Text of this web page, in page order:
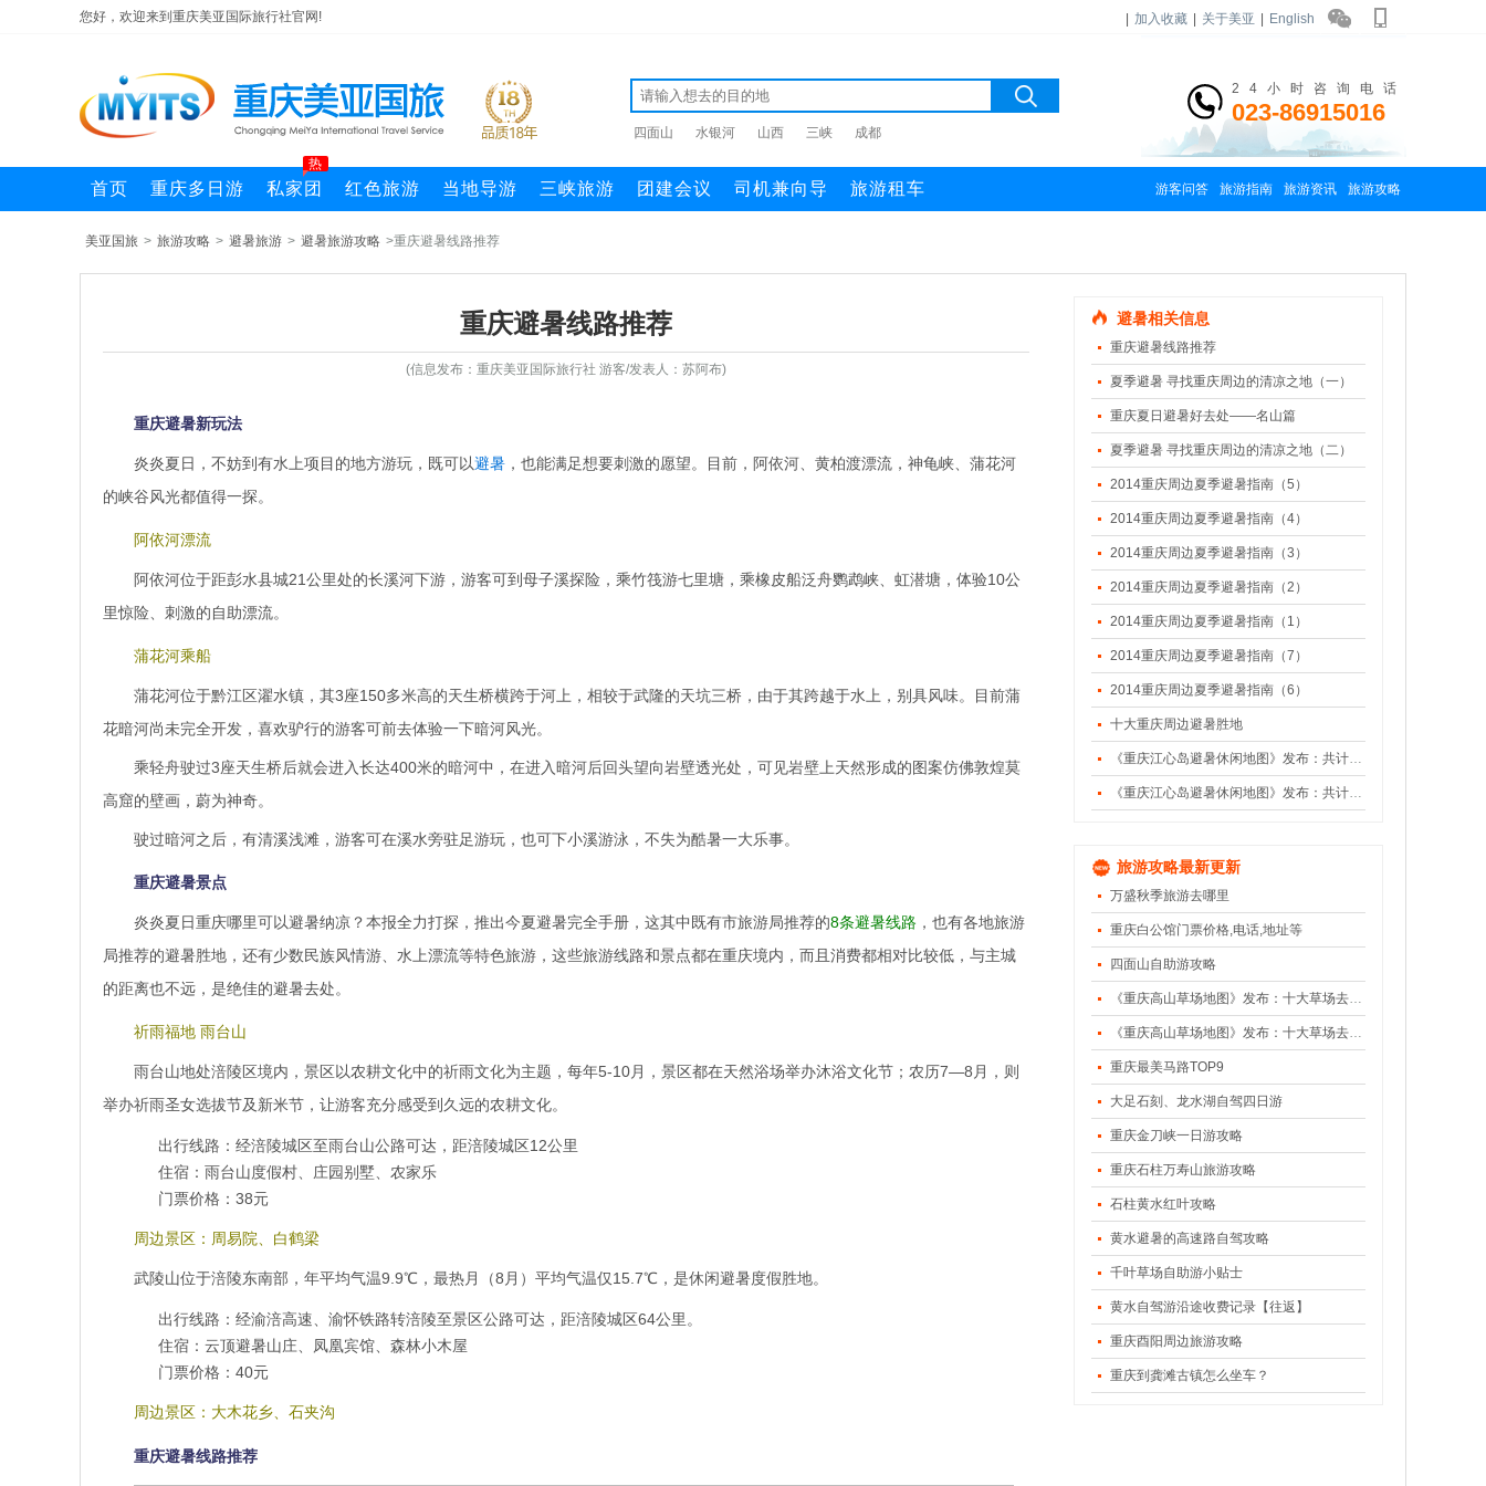
您好，欢迎来到重庆美亚国际旅行社官网! 加入收藏 关于美亚 English
四面山 水银河 山西 三峡 成都
24小时咨询电话
023-86915016
首页 重庆多日游 私家团
热
红色旅游 当地导游 三峡旅游 团建会议 司机兼向导 旅游租车 游客问答 旅游指南 旅游资讯 旅游攻略
美亚国旅 > 旅游攻略 > 避暑旅游 > 避暑旅游攻略 >重庆避暑线路推荐
重庆避暑线路推荐
(信息发布：重庆美亚国际旅行社 游客/发表人：苏阿布)
重庆避暑新玩法
炎炎夏日，不妨到有水上项目的地方游玩，既可以避暑 ，也能满足想要刺激的愿望。目前，阿依河、黄柏渡漂流，神龟峡、蒲花河
的峡谷风光都值得一探。
阿依河漂流
阿依河位于距彭水县城21公里处的长溪河下游，游客可到母子溪探险，乘竹筏游七里塘，乘橡皮船泛舟鹦鹉峡、虹潜塘，体验10公
里惊险、刺激的自助漂流。
蒲花河乘船
蒲花河位于黔江区濯水镇，其3座150多米高的天生桥横跨于河上，相较于武隆的天坑三桥，由于其跨越于水上，别具风味。目前蒲
花暗河尚未完全开发，喜欢驴行的游客可前去体验一下暗河风光。
乘轻舟驶过3座天生桥后就会进入长达400米的暗河中，在进入暗河后回头望向岩壁透光处，可见岩壁上天然形成的图案仿佛敦煌莫
高窟的壁画，蔚为神奇。
驶过暗河之后，有清溪浅滩，游客可在溪水旁驻足游玩，也可下小溪游泳，不失为酷暑一大乐事。
重庆避暑景点
炎炎夏日重庆哪里可以避暑纳凉？本报全力打探，推出今夏避暑完全手册，这其中既有市旅游局推荐的8条避暑线路 ，也有各地旅游
局推荐的避暑胜地，还有少数民族风情游、水上漂流等特色旅游，这些旅游线路和景点都在重庆境内，而且消费都相对比较低，与主城
的距离也不远，是绝佳的避暑去处。
祈雨福地 雨台山
雨台山地处涪陵区境内，景区以农耕文化中的祈雨文化为主题，每年5-10月，景区都在天然浴场举办沐浴文化节；农历7—8月，则
举办祈雨圣女选拔节及新米节，让游客充分感受到久远的农耕文化。
出行线路：经涪陵城区至雨台山公路可达，距涪陵城区12公里
住宿：雨台山度假村、庄园别墅、农家乐
门票价格：38元
周边景区：周易院、白鹤梁
武陵山位于涪陵东南部，年平均气温9.9℃，最热月（8月）平均气温仅15.7℃，是休闲避暑度假胜地。
出行线路：经渝涪高速、渝怀铁路转涪陵至景区公路可达，距涪陵城区64公里。
住宿：云顶避暑山庄、凤凰宾馆、森林小木屋
门票价格：40元
周边景区：大木花乡、石夹沟
重庆避暑线路推荐
避暑相关信息
重庆避暑线路推荐
夏季避暑 寻找重庆周边的清凉之地（一）
重庆夏日避暑好去处——名山篇
夏季避暑 寻找重庆周边的清凉之地（二）
2014重庆周边夏季避暑指南（5）
2014重庆周边夏季避暑指南（4）
2014重庆周边夏季避暑指南（3）
2014重庆周边夏季避暑指南（2）
2014重庆周边夏季避暑指南（1）
2014重庆周边夏季避暑指南（7）
2014重庆周边夏季避暑指南（6）
十大重庆周边避暑胜地
《重庆江心岛避暑休闲地图》发布：共计24座（下）
《重庆江心岛避暑休闲地图》发布：共计24座（上）
旅游攻略最新更新
万盛秋季旅游去哪里
重庆白公馆门票价格,电话,地址等
四面山自助游攻略
《重庆高山草场地图》发布：十大草场去避暑（下）
《重庆高山草场地图》发布：十大草场去避暑（上）
重庆最美马路TOP9
大足石刻、龙水湖自驾四日游
重庆金刀峡一日游攻略
重庆石柱万寿山旅游攻略
石柱黄水红叶攻略
黄水避暑的高速路自驾攻略
千叶草场自助游小贴士
黄水自驾游沿途收费记录【往返】
重庆酉阳周边旅游攻略
重庆到龚滩古镇怎么坐车？